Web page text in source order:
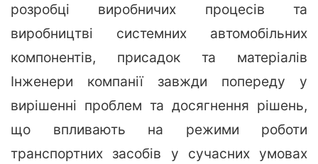
розробці виробничих процесів та
виробництві системних автомобільних
компонентів, присадок та матеріалів
Інженери компанії завжди попереду у
вирішенні проблем та досягнення рішень,
що впливають на режими роботи
транспортних засобів у сучасних умовах